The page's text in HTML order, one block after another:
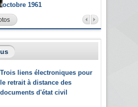
octobre 1961
Trois liens électroniques pour
le retrait à distance des
documents d'état civil